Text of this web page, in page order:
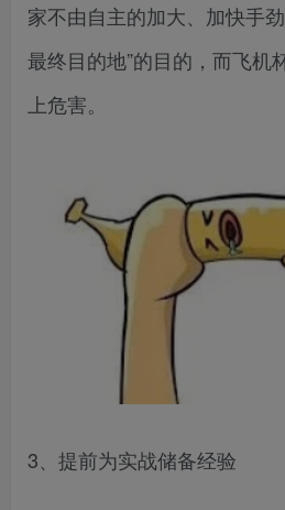
家不由自主的加大、加快手
最终目的地”的目的，而飞机
上危害。
3、提前为实战储备经验